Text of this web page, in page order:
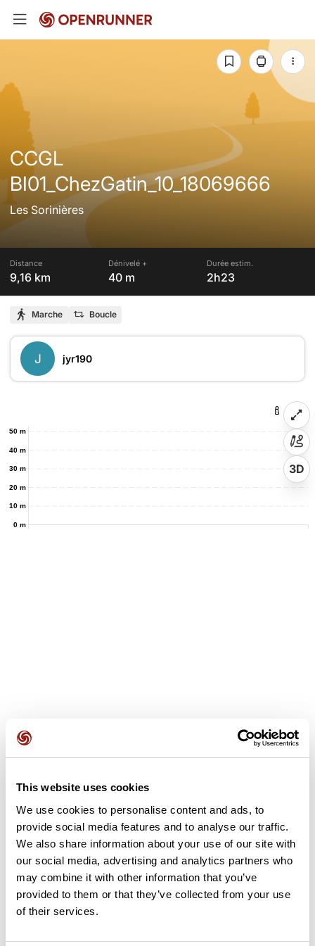
This website uses cookies
We use cookies to personalise content and ads, to
provide social media features and to analyse our traffic.
We also share information about your use of our site with
our social media, advertising and analytics partners who
may combine it with other information that you’ve
provided to them or that they’ve collected from your use
of their services.
CCGL
BI01_ChezGatin_10_18069666
Les Sorinières
Distance
9,16 km
Dénivelé +
40 m
Durée estim.
2h23
Marche Boucle
J jyr190
0 m
10 m
20 m
30 m
40 m
50 m
3D
Ajouter un avis
Découvrez ce parcours de marche de 9,2 km à proximité de